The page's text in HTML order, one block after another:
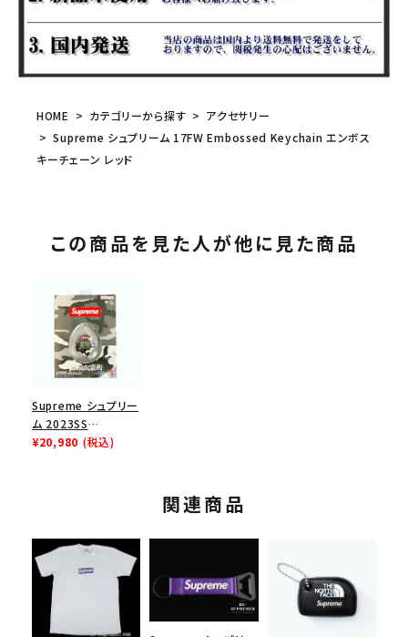
HOME カテゴリーから探す
アクセサリー
Supreme シュプリーム 17FW Embossed Keychain エンボス
キーチェーン レッド
この商品を見た人が他に見た商品
Supreme シュプリー
ム 2023SS
Tamagotchi たまご
¥20,980 (税込)
関連商品